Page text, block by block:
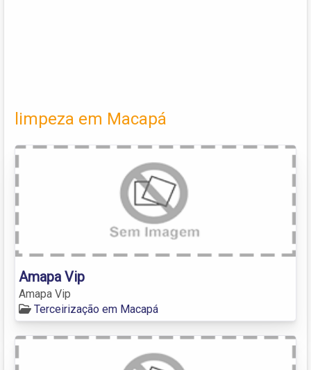
limpeza em Macapá
Amapa Vip
Amapa Vip
Terceirização em Macapá